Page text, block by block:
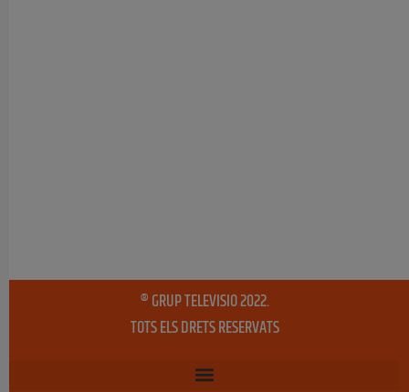
® GRUP TELEVISIO 2022.
TOTS ELS DRETS RESERVATS